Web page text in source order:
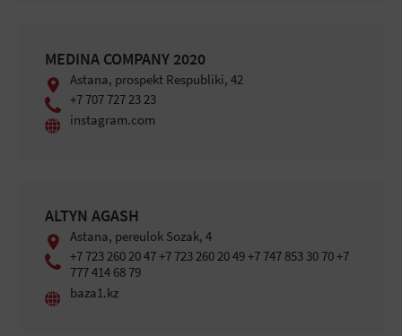
MEDINA COMPANY 2020
Astana, prospekt Respubliki, 42
+7 707 727 23 23
instagram.com
ALTYN AGASH
Astana, pereulok Sozak, 4
+7 723 260 20 47 +7 723 260 20 49 +7 747 853 30 70 +7
777 414 68 79
baza1.kz